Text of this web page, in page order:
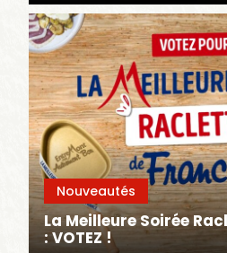
Nouveautés
La Meilleure Soirée
: VOTEZ !